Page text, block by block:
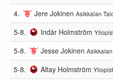
4. Jere Jokinen Asikkalan
5-8. Indár Holmström
5-8. Jesse Jokinen
5-8. Altay Holmström